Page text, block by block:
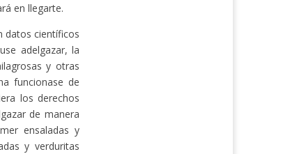
en llegarte.
datos científicos
adelgazar, la
y otras
funcionase de
los derechos
de manera
ensaladas y
y verduritas